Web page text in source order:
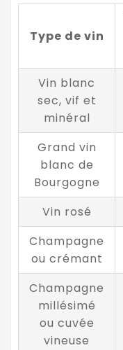
Type de vin
Vin blanc
sec, vif et
minéral
Grand vin
blanc de
Bourgogne
Vin rosé
Champagne
ou crémant
Champagne
millésimé
ou cuvée
vineuse